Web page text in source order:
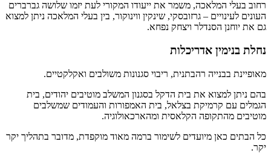
רחוב בעלי המלאכה, משמר את ייעודו המקורי לעת יזמו שלושה גברברים
העונים לעינויים – גרזובסקי, שינקין ווינוקור, בין בעלי המלאכה ניתן למצוא
גם את יוחנן הסנדלר ויצחק נפחא.
נחלת בנימין אדריכלות
מאופיינת בבנייה רהבתנית, ריבוי סגנונות משולבים ואקלקטיים.
בהם ניתן למצוא את בית הדקל בסגנון המשלב מוטיבים יהודים, בית
הגמלים עם קרמיקת בצלאל, בית האמפורות והעמודים שמשלבים
מוטיבים מהתקופה הקלאסית ומהארכאולוגיה.
כל הבתים כאן מיועדים לשימור ברמה מאוד מוקפדת, מדובר בתהליך יקר
יקר.